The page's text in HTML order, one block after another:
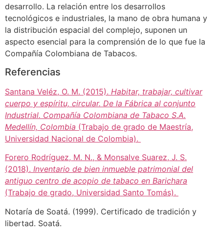
desarrollo. La relación entre los desarrollos
tecnológicos e industriales, la mano de obra humana y
la distribución espacial del complejo, suponen un
aspecto esencial para la comprensión de lo que fue la
Compañía Colombiana de Tabacos.
Referencias
Santana Veléz, O. M. (2015). Habitar, trabajar, cultivar
cuerpo y espíritu, circular. De la Fábrica al conjunto
Industrial. Compañía Colombiana de Tabaco S.A.
Medellín, Colombia (Trabajo de grado de Maestría,
Universidad Nacional de Colombia).
Forero Rodríguez, M. N., & Monsalve Suarez, J. S.
(2018). Inventario de bien inmueble patrimonial del
antiguo centro de acopio de tabaco en Barichara
(Trabajo de grado, Universidad Santo Tomás).
Notaría de Soatá. (1999). Certificado de tradición y
libertad. Soatá.